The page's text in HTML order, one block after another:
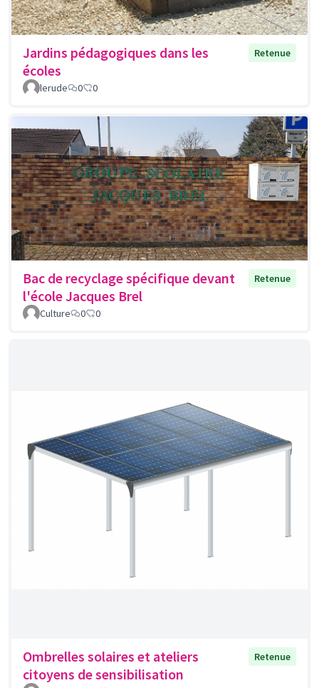
Jardins pédagogiques dans les
écoles
Retenue
lerude 0 0
Bac de recyclage spécifique devant
l'école Jacques Brel
Retenue
Culture 0 0
Ombrelles solaires et ateliers
citoyens de sensibilisation
Retenue